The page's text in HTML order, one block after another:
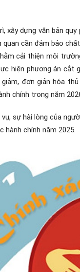
xây dựng văn bản
cần đảm bảo
cải thiện môi
hiện phương án cắt
đơn giản hóa
chính trong năm
sự hài lòng của
hành chính năm 2025.